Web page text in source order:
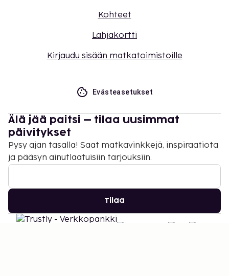
Kohteet
Lahjakortti
Kirjaudu sisään matkatoimistoille
Evästeasetukset
Älä jää paitsi – tilaa uusimmat
päivitykset
Pysy ajan tasalla! Saat matkavinkkejä, inspiraatiota
ja pääsyn ainutlaatuisiin tarjouksiin.
Tilaa